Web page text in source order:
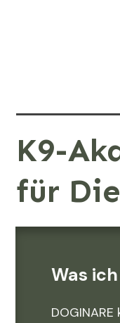
K9-
für
Was